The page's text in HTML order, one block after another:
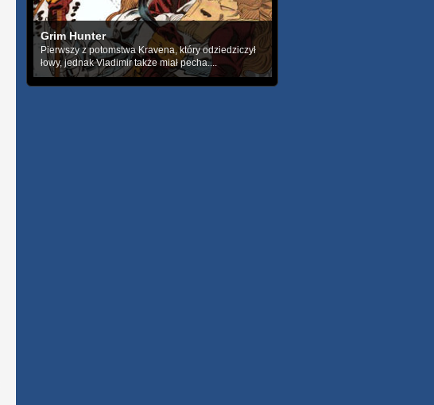
Grim Hunter
Pierwszy z potomstwa Kravena, który odziedziczył
łowy, jednak Vladimir także miał pecha....